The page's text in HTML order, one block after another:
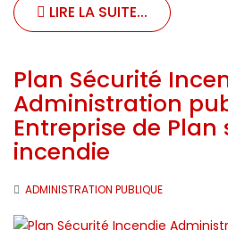
LIRE LA SUITE...
Plan Sécurité
Administration
Entreprise de Plan
incendie
ADMINISTRATION PUBLIQUE